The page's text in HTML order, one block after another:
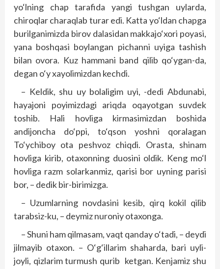
yo‘lning chap tarafida yangi tushgan uylarda,
chiroqlar charaqlab turar edi. Katta yo‘ldan chapga
burilganimizda birov dalasidan makkajo‘xori poyasi,
yana boshqasi boylangan pichanni uyiga tashish
bilan ovora. Kuz hammani band qilib qo‘ygan-da,
degan o‘y xayolimizdan kechdi.
– Keldik, shu uy bolaligim uyi, -dedi Abdunabi,
hayajoni poyimizdagi ariqda oqayotgan suvdek
toshib. Hali hovliga kirmasimizdan boshida
andijoncha do‘ppi, to‘qson yoshni qoralagan
To‘ychiboy ota peshvoz chiqdi. Orasta, shinam
hovliga kirib, otaxonning duosini oldik. Keng mo‘l
hovliga razm solarkanmiz, qarisi bor uyning parisi
bor, – dedik bir-birimizga.
– Uzumlarning novdasini kesib, qirq kokil qilib
tarabsiz-ku, – deymiz nuroniy otaxonga.
– Shuni ham qilmasam, vaqt qanday o‘tadi, – deydi
jilmayib otaxon. – O‘g‘illarim shaharda, bari uyli-
joyli, qizlarim turmush qurib ketgan. Kenjamiz shu